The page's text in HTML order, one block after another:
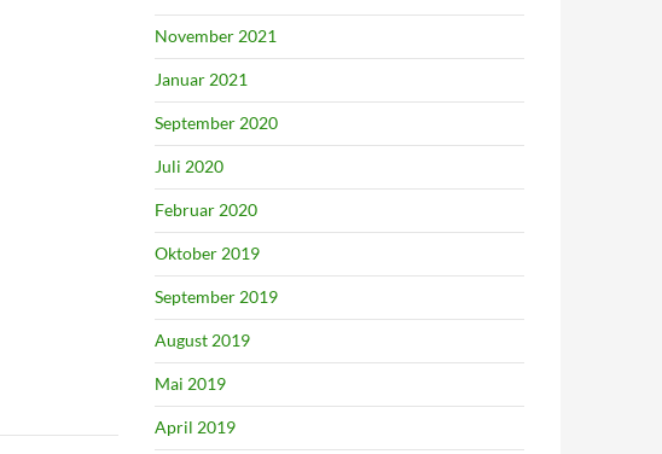
November 2021
Januar 2021
September 2020
Juli 2020
Februar 2020
Oktober 2019
September 2019
August 2019
Mai 2019
April 2019